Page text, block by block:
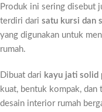
Produk ini sering disebut
terdiri dari satu kursi dan
yang digunakan untuk
rumah.
Dibuat dari kayu jati solid
kuat, bentuk kompak, dan
desain interior rumah